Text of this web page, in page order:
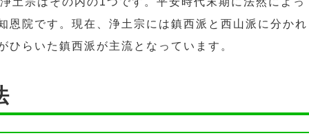
恩院です。現在、浄土宗には鎮西派と西山派に分かれ
らいた鎮西派が主流となっています。